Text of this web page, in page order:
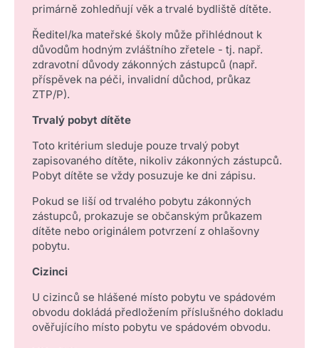
primárně zohledňují věk a trvalé bydliště dítěte.
Ředitel/ka mateřské školy může přihlédnout k
důvodům hodným zvláštního zřetele - tj. např.
zdravotní důvody zákonných zástupců (např.
příspěvek na péči, invalidní důchod, průkaz
ZTP/P).
Trvalý pobyt dítěte
Toto kritérium sleduje pouze trvalý pobyt
zapisovaného dítěte, nikoliv zákonných zástupců.
Pobyt dítěte se vždy posuzuje ke dni zápisu.
Pokud se liší od trvalého pobytu zákonných
zástupců, prokazuje se občanským průkazem
dítěte nebo originálem potvrzení z ohlašovny
pobytu.
Cizinci
U cizinců se hlášené místo pobytu ve spádovém
obvodu dokládá předložením příslušného dokladu
ověřujícího místo pobytu ve spádovém obvodu.